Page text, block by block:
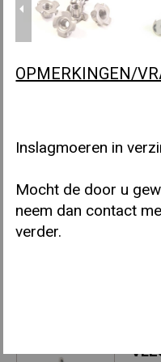
OPMERKINGEN/
Inslagmoeren in
Mocht de door u
neem dan contact
verder.